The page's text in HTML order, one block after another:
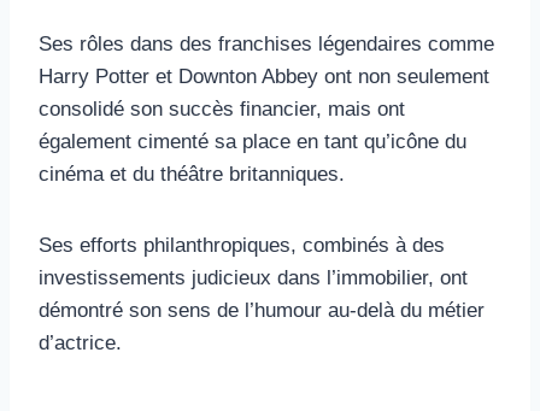
Ses rôles dans des franchises légendaires comme
Harry Potter et Downton Abbey ont non seulement
consolidé son succès financier, mais ont
également cimenté sa place en tant qu’icône du
cinéma et du théâtre britanniques.
Ses efforts philanthropiques, combinés à des
investissements judicieux dans l’immobilier, ont
démontré son sens de l’humour au-delà du métier
d’actrice.